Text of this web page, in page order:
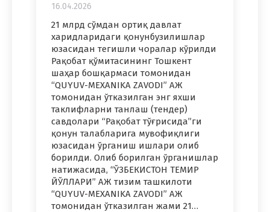
16.04.2026
21 млрд сўмдан ортиқ давлат
харидларидаги қонунбузилишлар
юзасидан тегишли чоралар кўрилди
Рақобат қўмитасининг Тошкент
шаҳар бошқармаси томонидан
“QUYUV-MEXANIKA ZAVODI” АЖ
томонидан ўтказилган энг яхши
таклифларни танлаш (тендер)
савдолари “Рақобат тўғрисида”ги
қонун талабларига мувофиқлиги
юзасидан ўрганиш ишлари олиб
борилди. Олиб борилган ўрганишлар
натижасида, “ЎЗБЕКИСТОН ТЕМИР
ЙЎЛЛАРИ” АЖ тизим ташкилоти
“QUYUV-MEXANIKA ZAVODI” АЖ
томонидан ўтказилган жами 21…